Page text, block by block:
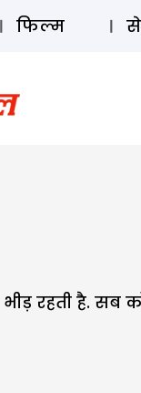
फिल्म
रहती है. सब